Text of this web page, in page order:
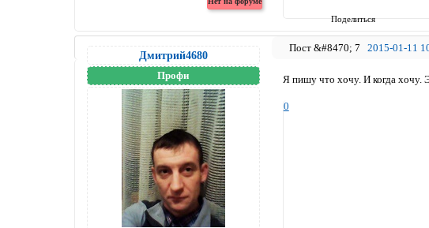
Поделиться
7 2015-01-11
Дмитрий4680
Профи Я пишу что хочу. И когда хочу.
0